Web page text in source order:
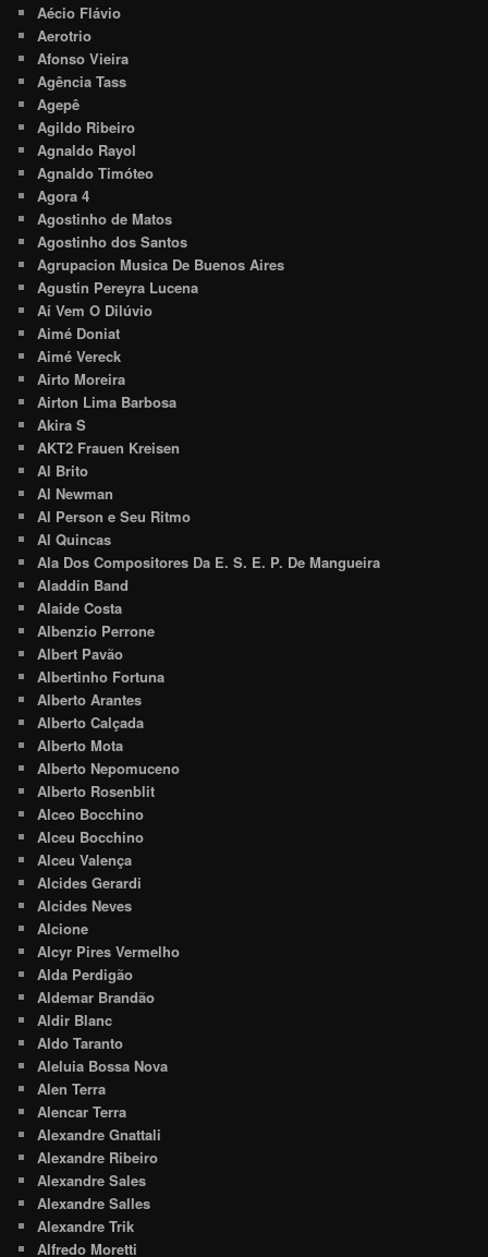
Aécio Flávio
Aerotrio
Afonso Vieira
Agência Tass
Agepê
Agildo Ribeiro
Agnaldo Rayol
Agnaldo Timóteo
Agora 4
Agostinho de Matos
Agostinho dos Santos
Agrupacion Musica De Buenos Aires
Agustin Pereyra Lucena
Aí Vem O Dilúvio
Aimé Doniat
Aimé Vereck
Airto Moreira
Airton Lima Barbosa
Akira S
AKT2 Frauen Kreisen
Al Brito
Al Newman
Al Person e Seu Ritmo
Al Quincas
Ala Dos Compositores Da E. S. E. P. De Mangueira
Aladdin Band
Alaide Costa
Albenzio Perrone
Albert Pavão
Albertinho Fortuna
Alberto Arantes
Alberto Calçada
Alberto Mota
Alberto Nepomuceno
Alberto Rosenblit
Alceo Bocchino
Alceu Bocchino
Alceu Valença
Alcides Gerardi
Alcides Neves
Alcione
Alcyr Pires Vermelho
Alda Perdigão
Aldemar Brandão
Aldir Blanc
Aldo Taranto
Aleluia Bossa Nova
Alen Terra
Alencar Terra
Alexandre Gnattali
Alexandre Ribeiro
Alexandre Sales
Alexandre Salles
Alexandre Trik
Alfredo Moretti